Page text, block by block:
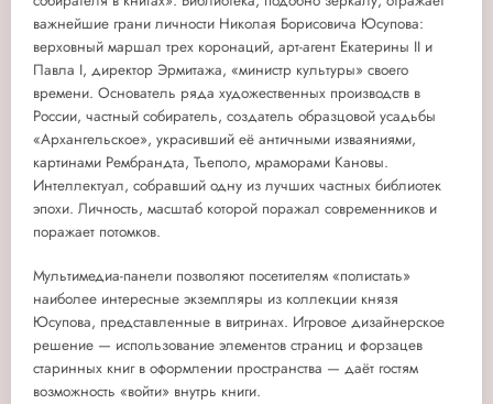
важнейшие грани личности Николая Борисовича Юсупова:
верховный маршал трех коронаций, арт-агент Екатерины II и
Павла I, директор Эрмитажа, «министр культуры» своего
времени. Основатель ряда художественных производств в
России, частный собиратель, создатель образцовой усадьбы
«Архангельское», украсивший её античными изваяниями,
картинами Рембрандта, Тьеполо, мраморами Кановы.
Интеллектуал, собравший одну из лучших частных библиотек
эпохи. Личность, масштаб которой поражал современников и
поражает потомков.
Мультимедиа-панели позволяют посетителям «полистать»
наиболее интересные экземпляры из коллекции князя
Юсупова, представленные в витринах. Игровое дизайнерское
решение — использование элементов страниц и форзацев
старинных книг в оформлении пространства — даёт гостям
возможность «войти» внутрь книги.